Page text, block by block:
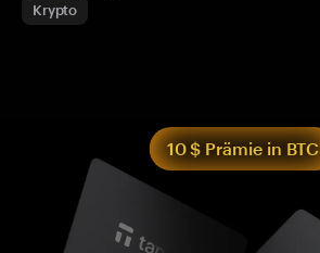
Krypto
10 $ Prämie in BTC